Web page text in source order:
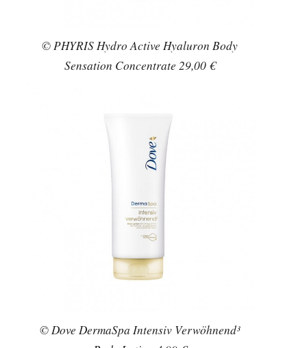
© PHYRIS Hydro Active Hyaluron Body
Sensation Concentrate 29,00 €
© Dove DermaSpa Intensiv Verwöhnend³